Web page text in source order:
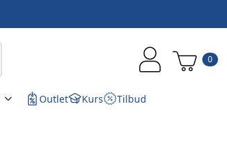
0
Outlet Kurs Tilbud